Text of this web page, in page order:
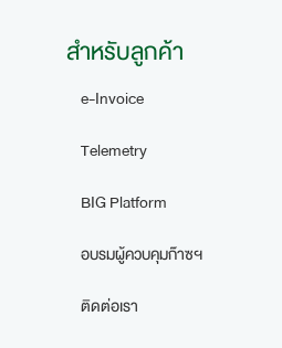
สำหรับลูกค้า
e-Invoice
Telemetry
BIG Platform
อบรมผู้ควบคุมก๊าซฯ
ติดต่อเรา